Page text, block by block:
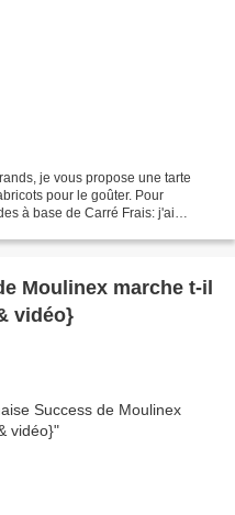
je vous propose une tarte
pour le goûter. Pour
à base de Carré Frais: j'ai
Moulinex marche t-il
vidéo}